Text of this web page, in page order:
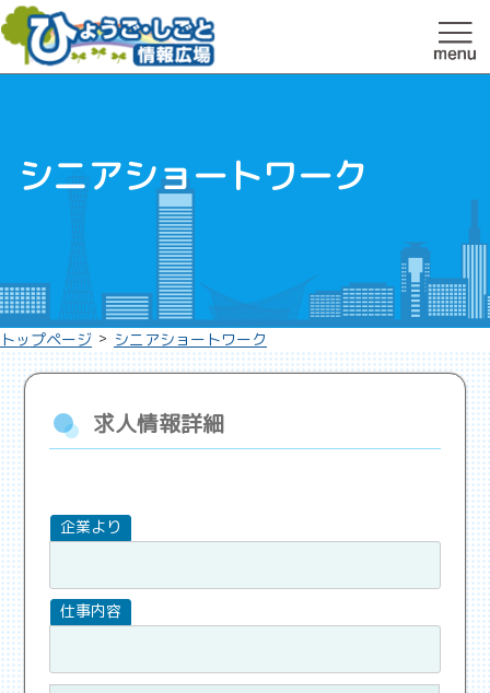
シニアショートワーク
トップページ > シニアショートワーク
求人情報詳細